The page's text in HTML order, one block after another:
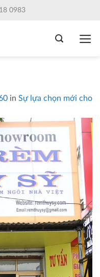
0983
in Sự lựa chọn mới cho